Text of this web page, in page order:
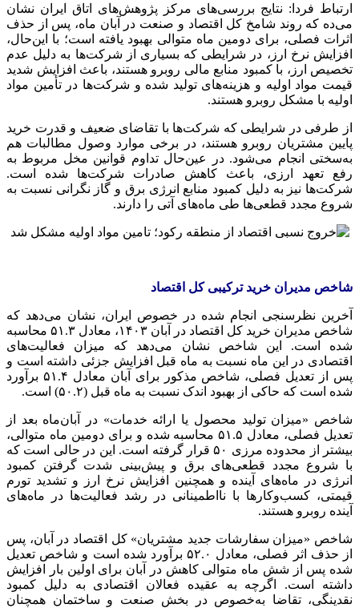
ارتباط فردا: نتایج بررسی‌های مرکز پژوهش‌های اتاق ایران نشان
می‌ده که روند شامخ کل اقتصاد و صنعت در آبان ماه، پس از حذف
اثرات فصلی، برای دومین ماه متوالی بهبود یافته است؛ با این‌حال،
افزایش نرخ ارز، در شرایطی که بسیاری از شرکت‌ها به دلیل عدم
تخصیص ارز، با کمبود منابع مالی روبرو هستند، باعث افزایش شدید
قیمت مواد اولیه و هزینه‌های تولید شده و شرکت‌ها در تأمین مواد
اولیه با مشکل روبرو هستند.
از طرفی در شرایطی که شرکت‌ها با تقاضای ضعیف و قدرت خرید
پایین مشتریان روبرو هستند، در برخی موارد وصول مطالبات هم
به‌سختی انجام می‌شود. در عین‌حال تداوم قوانین مخل مربوط به
رفع تعهد ارزی، باعث کاهش صادرات شرکت‌ها شده است.
شرکت‌ها نیز به دلیل کمبود منابع انرژی برق و گاز نگرانی نسبت به
شروع مجدد قطعی‌ها طی ماه‌های آتی را دارند.
شاخص مدیران خرید ترکیبی کل اقتصاد
آخرین نظرسنجی انجام شده در خصوص ایران، نشان می‌دهد که
شاخص مدیران خرید کل اقتصاد در آبان ۱۴۰۳، معادل ۵۱.۳ محاسبه
شده است. این شاخص نشان می‌دهد که میزان فعالیت‌های
اقتصادی در این ماه نسبت به ماه قبل افزایش جزئی داشته است و
پس از تعدیل فصلی، شاخص مذکور برای آبان معادل ۵۱.۴ برآورد
شده است که حاکی از بهبود اندک نسبت به ماه قبل (۵۰.۲) است.
شاخص «میزان تولید محصول یا ارائه خدمات» در آبان‌ماه بعد از
تعدیل فصلی، معادل ۵۱.۵ محاسبه شده و برای دومین ماه متوالی،
بیشتر از محدوده مرزی ۵۰ قرار گرفته است. این در حالی است که
با شروع مجدد قطعی‌های برق و پیش‌بینی شدت گرفتن کمبود
انرژی در ماه‌های آینده و همچنین افزایش نرخ ارز و تشدید تورم
قیمتی، کسب‌وکارها با نااطمینانی در رشد فعالیت‌ها در ماه‌های
آینده روبرو هستند.
شاخص «میزان سفارشات جدید مشتریان» کل اقتصاد در آبان، پس
از حذف اثر فصلی، معادل ۵۲.۰ برآورد شده است و شاخص تعدیل
شده پس از شش ماه متوالی کاهش در آبان برای اولین بار افزایش
داشته است. اگرچه به عقیده فعالان اقتصادی به دلیل کمبود
نقدینگی، تقاضا به‌خصوص در بخش صنعت و ساختمان همچنان